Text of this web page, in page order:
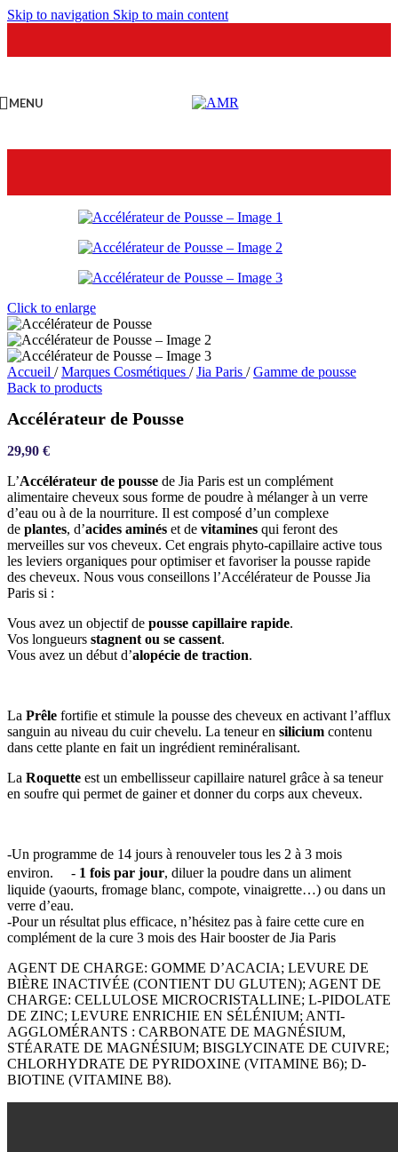
Skip to navigation Skip to main content
MENU
Click to enlarge
Accueil / Marques Cosmétiques / Jia Paris / Gamme de pousse
Back to products
Accélérateur de Pousse
29,90 €
L’Accélérateur de pousse de Jia Paris est un complément
alimentaire cheveux sous forme de poudre à mélanger à un verre
d’eau ou à de la nourriture. Il est composé d’un complexe
de plantes, d’acides aminés et de vitamines qui feront des
merveilles sur vos cheveux. Cet engrais phyto-capillaire active tous
les leviers organiques pour optimiser et favoriser la pousse rapide
des cheveux. Nous vous conseillons l’Accélérateur de Pousse Jia
Paris si :
Vous avez un objectif de pousse capillaire rapide.
Vos longueurs stagnent ou se cassent.
Vous avez un début d’alopécie de traction.
La Prêle fortifie et stimule la pousse des cheveux en activant l’afflux
sanguin au niveau du cuir chevelu. La teneur en silicium contenu
dans cette plante en fait un ingrédient reminéralisant.
La Roquette est un embellisseur capillaire naturel grâce à sa teneur
en soufre qui permet de gainer et donner du corps aux cheveux.
-Un programme de 14 jours à renouveler tous les 2 à 3 mois
environ. - 1 fois par jour, diluer la poudre dans un aliment
liquide (yaourts, fromage blanc, compote, vinaigrette…) ou dans un
verre d’eau.
-Pour un résultat plus efficace, n’hésitez pas à faire cette cure en
complément de la cure 3 mois des Hair booster de Jia Paris
AGENT DE CHARGE: GOMME D’ACACIA; LEVURE DE
BIÈRE INACTIVÉE (CONTIENT DU GLUTEN); AGENT DE
CHARGE: CELLULOSE MICROCRISTALLINE; L-PIDOLATE
DE ZINC; LEVURE ENRICHIE EN SÉLÉNIUM; ANTI-
AGGLOMÉRANTS : CARBONATE DE MAGNÉSIUM,
STÉARATE DE MAGNÉSIUM; BISGLYCINATE DE CUIVRE;
CHLORHYDRATE DE PYRIDOXINE (VITAMINE B6); D-
BIOTINE (VITAMINE B8).